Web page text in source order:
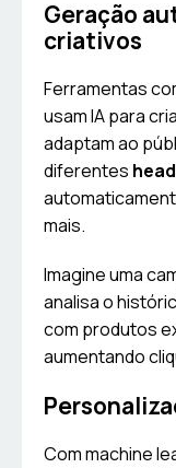
Geração
criativos
Ferramentas
usam IA para
adaptam ao
diferentes
mais.
Imagine uma
analisa o
com produtos
aumentando
Com machine